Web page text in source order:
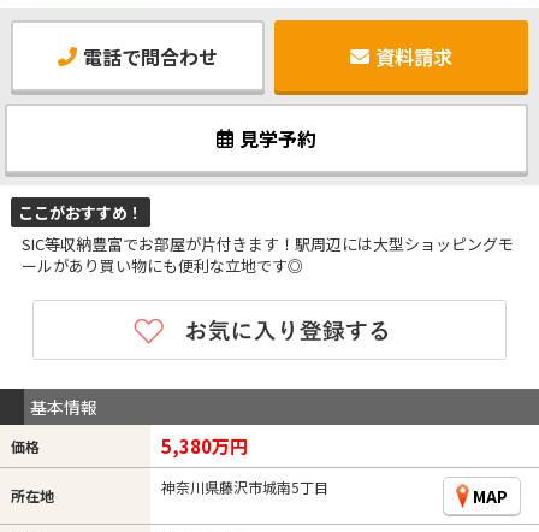
電話で問合わせ 資料請求
見学予約
ここがおすすめ！
SIC等収納豊富でお部屋が片付きます！駅周辺には大型ショッピングモ
ールがあり買い物にも便利な立地です◎
基本情報
価格 5,380万円
所在地 神奈川県藤沢市城南5丁目 MAP